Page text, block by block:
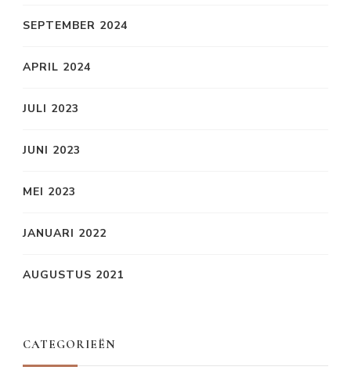
SEPTEMBER 2024
APRIL 2024
JULI 2023
JUNI 2023
MEI 2023
JANUARI 2022
AUGUSTUS 2021
CATEGORIEËN